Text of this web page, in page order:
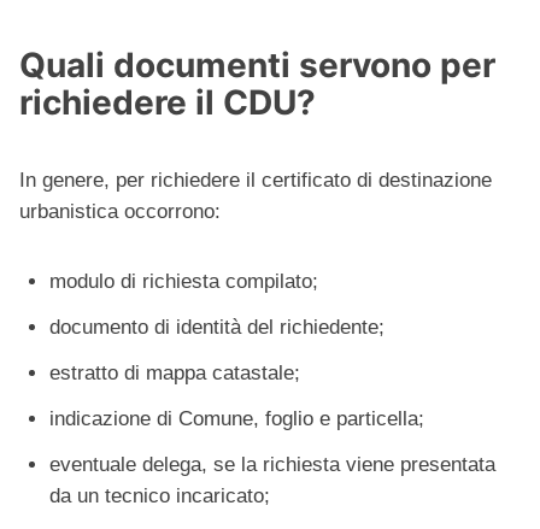
Quali documenti servono per
richiedere il CDU?
In genere, per richiedere il certificato di destinazione
urbanistica occorrono:
modulo di richiesta compilato;
documento di identità del richiedente;
estratto di mappa catastale;
indicazione di Comune, foglio e particella;
eventuale delega, se la richiesta viene presentata
da un tecnico incaricato;